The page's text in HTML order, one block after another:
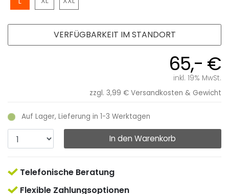
65,- €
inkl. 19% MwSt.
zzgl. 3,99 € Versandkosten & Gewicht
Auf Lager, Lieferung in 1-3 Werktagen
In den Warenkorb
VERFÜGBARKEIT IM STANDORT
Telefonische Beratung
Flexible Zahlungsoptionen